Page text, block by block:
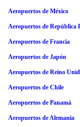
Aeropuertos de México
Aeropuertos de República
Aeropuertos de Francia
Aeropuertos de Japón
Aeropuertos de Reino
Aeropuertos de Chile
Aeropuertos de Panamá
Aeropuertos de Alemania